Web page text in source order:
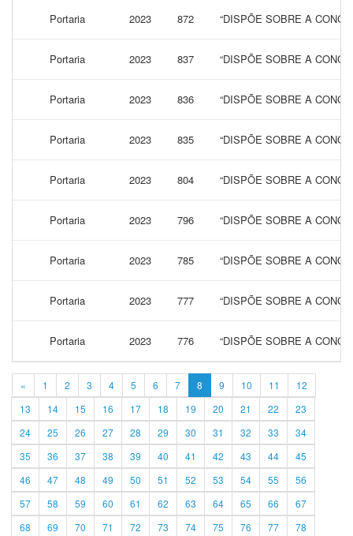
Portaria 2023 872 “DISPÕE SOBRE A
Portaria 2023 837 “DISPÕE SOBRE A
Portaria 2023 836 “DISPÕE SOBRE A
Portaria 2023 835 “DISPÕE SOBRE A
Portaria 2023 804 “DISPÕE SOBRE A
Portaria 2023 796 “DISPÕE SOBRE A
Portaria 2023 785 “DISPÕE SOBRE A
Portaria 2023 777 “DISPÕE SOBRE A
Portaria 2023 776 “DISPÕE SOBRE A
« 1 2 3 4 5 6 7 8 9 10 11
12
13
14 15 16 17 18 19 20 21 22
23
24
25 26 27 28 29 30 31 32 33
34
35
36 37 38 39 40 41 42 43 44
45
46
47 48 49 50 51 52 53 54 55
56
57
58 59 60 61 62 63 64 65 66
67
68
69 70 71 72 73 74 75 76 77 78